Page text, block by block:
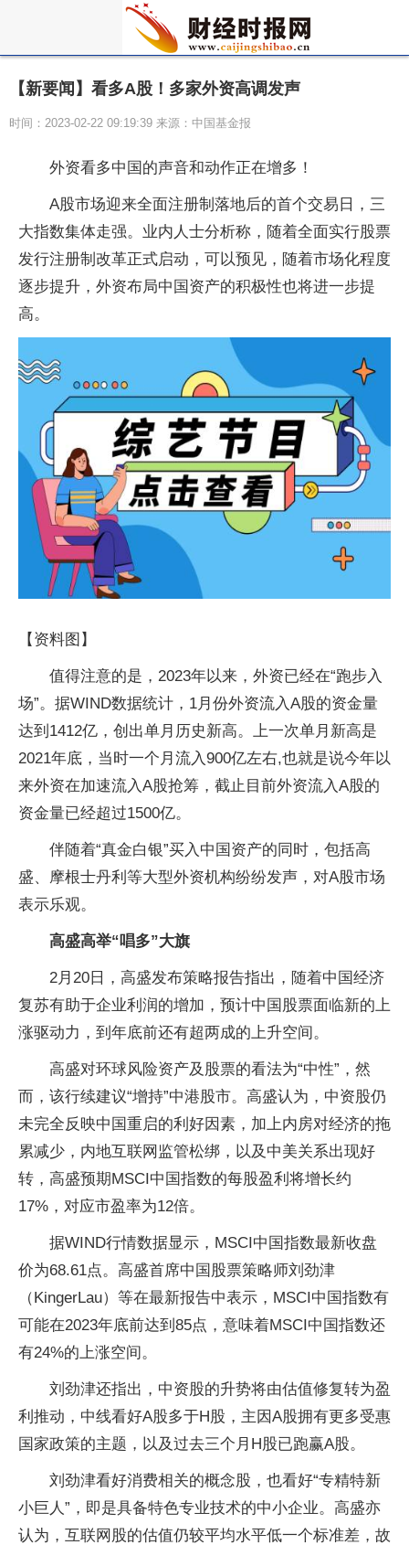
【新要闻】看多A股！多家外资高调发声
时间：2023-02-22 09:19:39 来源：中国基金报
外资看多中国的声音和动作正在增多！
A股市场迎来全面注册制落地后的首个交易日，三
大指数集体走强。业内人士分析称，随着全面实行股票
发行注册制改革正式启动，可以预见，随着市场化程度
逐步提升，外资布局中国资产的积极性也将进一步提
高。
【资料图】
值得注意的是，2023年以来，外资已经在“跑步入
场”。据WIND数据统计，1月份外资流入A股的资金量
达到1412亿，创出单月历史新高。上一次单月新高是
2021年底，当时一个月流入900亿左右,也就是说今年以
来外资在加速流入A股抢筹，截止目前外资流入A股的
资金量已经超过1500亿。
伴随着“真金白银”买入中国资产的同时，包括高
盛、摩根士丹利等大型外资机构纷纷发声，对A股市场
表示乐观。
高盛高举“唱多”大旗
2月20日，高盛发布策略报告指出，随着中国经济
复苏有助于企业利润的增加，预计中国股票面临新的上
涨驱动力，到年底前还有超两成的上升空间。
高盛对环球风险资产及股票的看法为“中性”，然
而，该行续建议“增持”中港股市。高盛认为，中资股仍
未完全反映中国重启的利好因素，加上内房对经济的拖
累减少，内地互联网监管松绑，以及中美关系出现好
转，高盛预期MSCI中国指数的每股盈利将增长约
17%，对应市盈率为12倍。
据WIND行情数据显示，MSCI中国指数最新收盘
价为68.61点。高盛首席中国股票策略师刘劲津
（KingerLau）等在最新报告中表示，MSCI中国指数有
可能在2023年底前达到85点，意味着MSCI中国指数还
有24%的上涨空间。
刘劲津还指出，中资股的升势将由估值修复转为盈
利推动，中线看好A股多于H股，主因A股拥有更多受惠
国家政策的主题，以及过去三个月H股已跑赢A股。
刘劲津看好消费相关的概念股，也看好“专精特新
小巨人”，即是具备特色专业技术的中小企业。高盛亦
认为，互联网股的估值仍较平均水平低一个标准差，故